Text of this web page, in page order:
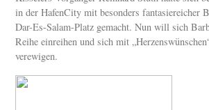
in der HafenCity mit besonders fantasiereicher
Dar-Es-Salam-Platz gemacht. Nun will sich
Reihe einreihen und sich mit
verewigen.